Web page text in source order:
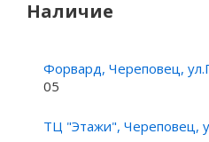
Наличие
Форвард, Череповец,
05
ТЦ "Этажи", Череповец,